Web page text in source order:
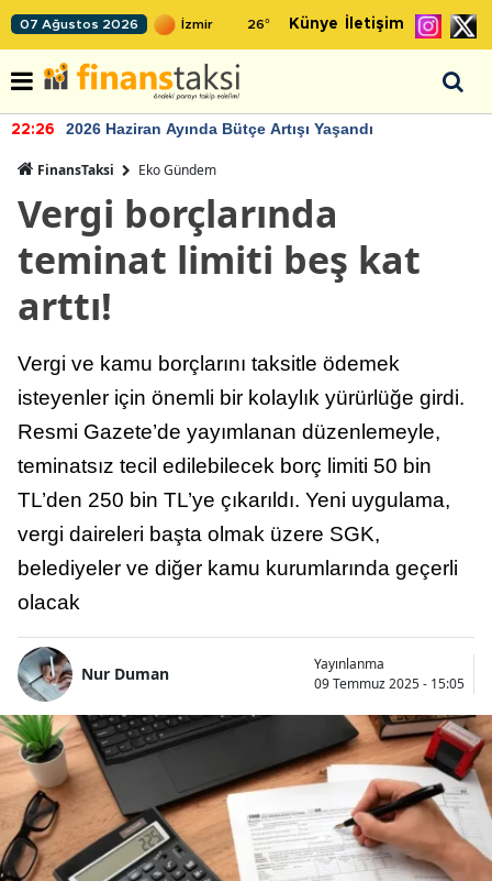
07 Ağustos 2026 26° Künye İletişim
22:26 2026 Haziran Ayında Bütçe Artışı Yaşandı
FinansTaksi Eko Gündem
Vergi borçlarında
teminat limiti beş kat
arttı!
Vergi ve kamu borçlarını taksitle ödemek
isteyenler için önemli bir kolaylık yürürlüğe girdi.
Resmi Gazete’de yayımlanan düzenlemeyle,
teminatsız tecil edilebilecek borç limiti 50 bin
TL’den 250 bin TL’ye çıkarıldı. Yeni uygulama,
vergi daireleri başta olmak üzere SGK,
belediyeler ve diğer kamu kurumlarında geçerli
olacak
Nur Duman
Yayınlanma
09 Temmuz 2025 - 15:05